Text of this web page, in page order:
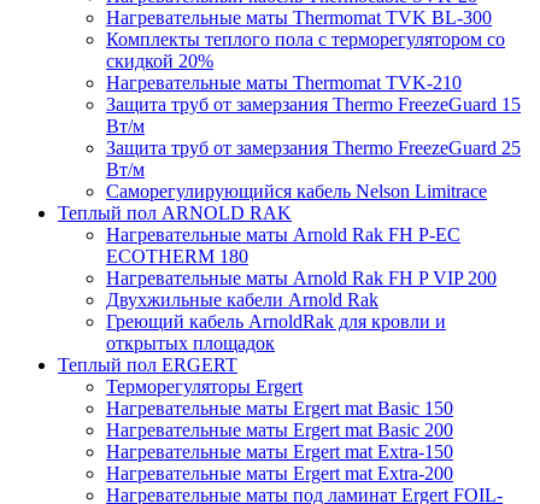
Нагревательные маты Thermomat TVK BL-300
Комплекты теплого пола с терморегулятором со
скидкой 20%
Нагревательные маты Thermomat TVK-210
Защита труб от замерзания Thermo FreezeGuard 15
Вт/м
Защита труб от замерзания Thermo FreezeGuard 25
Вт/м
Саморегулирующийся кабель Nelson Limitrace
Теплый пол ARNOLD RAK
Нагревательные маты Arnold Rak FH P-EC
ECOTHERM 180
Нагревательные маты Arnold Rak FH P VIP 200
Двухжильные кабели Arnold Rak
Греющий кабель ArnoldRak для кровли и
открытых площадок
Теплый пол ERGERT
Терморегуляторы Ergert
Нагревательные маты Ergert mat Basic 150
Нагревательные маты Ergert mat Basic 200
Нагревательные маты Ergert mat Extra-150
Нагревательные маты Ergert mat Extra-200
Нагревательные маты под ламинат Ergert FOIL-